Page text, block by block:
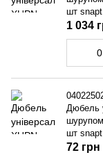
шт snapt
1 034
Дюбель
шт snapt
72 грн